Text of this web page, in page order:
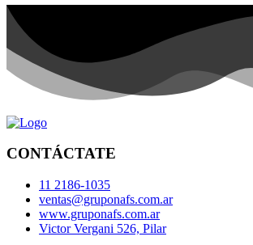
CONTÁCTATE
11 2186-1035
ventas@gruponafs.com.ar
www.gruponafs.com.ar
Victor Vergani 526, Pilar